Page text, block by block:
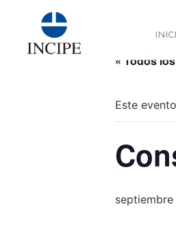
.tribe-
« Todos
Este